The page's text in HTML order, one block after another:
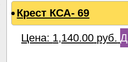
Крест КСА- 69
Цена: 1,140.00 руб.